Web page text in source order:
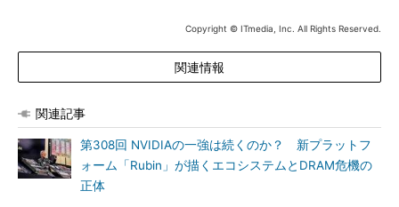
Copyright © ITmedia, Inc. All Rights Reserved.
関連情報
関連記事
第308回 NVIDIAの一強は続くのか？ 新プラットフ
ォーム「Rubin」が描くエコシステムとDRAM危機の
正体